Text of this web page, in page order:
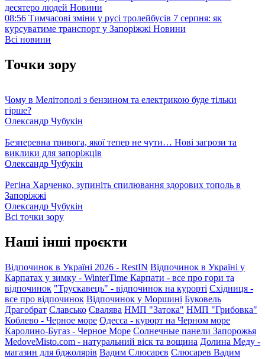
десятеро людей Новини
08:56 Тимчасові зміни у русі тролейбусів 7 серпня: як
курсуватиме транспорт у Запоріжжі Новини
Всі новини
Точки зору
Чому в Мелітополі з бензином та електрикою буде тільки
гірше?
Олександр Чубукін
Безперевна тривога, якої тепер не чути… Нові загрози та
виклики для запоріжців
Олександр Чубукін
Регіна Харченко, зупиніть спилювання здорових тополь в
Запоріжжі
Олександр Чубукін
Всі точки зору
Наші інші проєкти
Відпочинок в Україні 2026 - RestIN Відпочинок в Україні у
Карпатах у зимку - WinterTime Карпати - все про гори та
відпочинок "Трускавець" - відпочинок на курорті Східниця -
все про відпочинок Відпочинок у Моршині Буковель
Драгобрат Славсько Свалява НМП "Затока" НМП "Грибовка"
Коблево - Черное море Одесса - курорт на Черном море
Каролино-Бугаз - Черное Море Солнечные панели Запорожья
MedoveMisto.com - натуральний віск та вощина Долина Меду -
магазин для бджолярів Вадим Слюсарєв Слюсарев Вадим